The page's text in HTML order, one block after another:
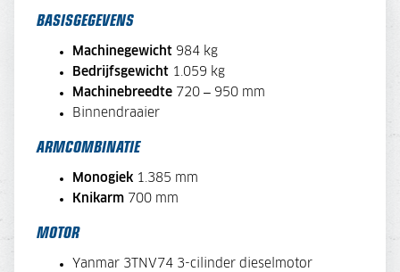
BASISGEGEVENS
Machinegewicht 984 kg
Bedrijfsgewicht 1.059 kg
Machinebreedte 720 – 950 mm
Binnendraaier
ARMCOMBINATIE
Monogiek 1.385 mm
Knikarm 700 mm
MOTOR
Yanmar 3TNV74 3-cilinder dieselmotor